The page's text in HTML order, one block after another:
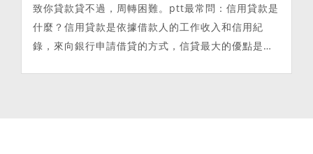
致你貸款貸不過，周轉困難。ptt最常問：信用貸款是
什麼？信用貸款是依據借款人的工作收入和信用紀
錄，來向銀行申請借貸的方式，信貸最大的優點是不